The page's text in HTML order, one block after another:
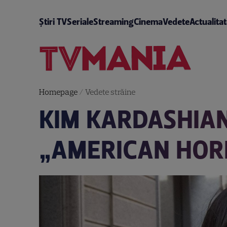
Știri TVSerialeStreamingCinemaVedete
Homepage/ Vedete străine
KIM
„AMERICAN